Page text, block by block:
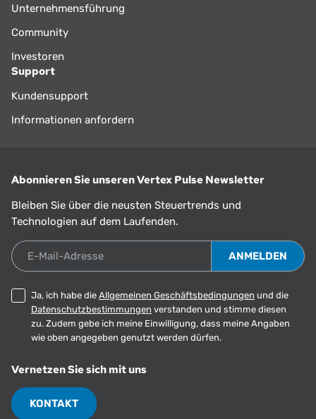
Unternehmensführung
Community
Investoren
Support
Kundensupport
Informationen anfordern
Abonnieren Sie unseren Vertex Pulse Newsletter
Bleiben Sie über die neusten Steuertrends und
Technologien auf dem Laufenden.
E-Mail-Adresse
Ja, ich habe die Allgemeinen Geschäftsbedingungen und die
Datenschutzbestimmungen verstanden und stimme diesen
zu. Zudem gebe ich meine Einwilligung, dass meine Angaben
wie oben angegeben genutzt werden dürfen.
Vernetzen Sie sich mit uns
KONTAKT